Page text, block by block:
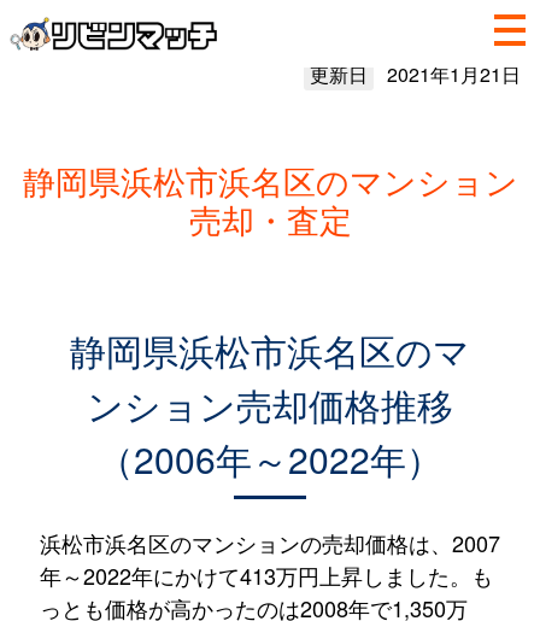
更新日 2021年1月21日
静岡県浜松市浜名区のマンション
売却・査定
静岡県浜松市浜名区のマ
ンション売却価格推移
（2006年～2022年）
浜松市浜名区のマンションの売却価格は、2007
年～2022年にかけて413万円上昇しました。も
っとも価格が高かったのは2008年で1,350万